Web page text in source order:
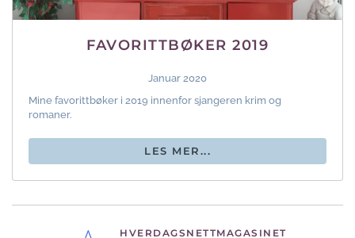
FAVORITTBØKER 2019
Januar 2020
Mine favorittbøker i 2019 innenfor sjangeren krim og
romaner.
LES MER...
HVERDAGSNETTMAGASINET